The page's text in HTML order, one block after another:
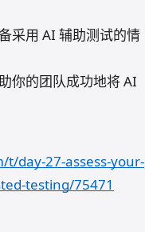
采用 AI 辅助测试的情
你的团队成功地将 AI
day-27-assess-your-
testing/75471